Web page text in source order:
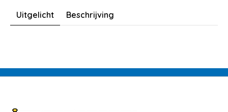
Uitgelicht Beschrijving